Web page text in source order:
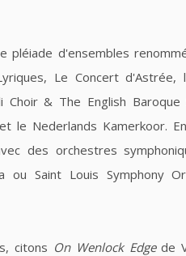
pléiade d'ensembles
Le Concert
Choir & The English
le Nederlands Kamerkoor.
des orchestres
ou Saint Louis Symphony
citons On Wenlock Edgede